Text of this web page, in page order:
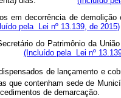
em decorrência de demolição
pela Lei nº 13.139, de 2015)
do Patrimônio da
(Incluído pela Lei nº
de lançamento e
que contenham sede de
de